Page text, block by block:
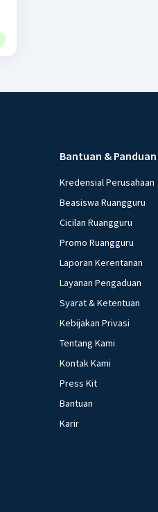
Bantuan & Panduan
Kredensial Perusahaan
Beasiswa Ruangguru
Cicilan Ruangguru
Promo Ruangguru
Laporan Kerentanan
Layanan Pengaduan
Syarat & Ketentuan
Kebijakan Privasi
Tentang Kami
Kontak Kami
Press Kit
Bantuan
Karir